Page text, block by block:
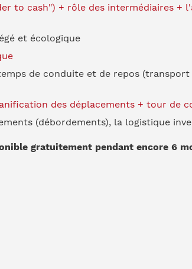
to cash") + rôle des intermédiaires +
et écologique
de conduite et de repos
des déplacements + tour de
(débordements), la logistique
gratuitement pendant encore 6